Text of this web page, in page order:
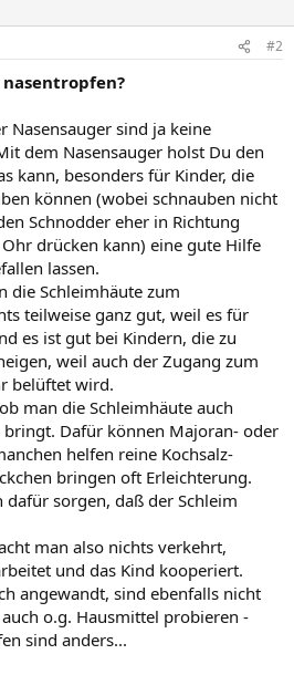
#2
nasentropfen?
Nasensauger sind ja keine
dem Nasensauger holst Du den
kann, besonders für Kinder, die
können (wobei schnauben nicht
Schnodder eher in Richtung
drücken kann) eine gute Hilfe
lassen.
die Schleimhäute zum
teilweise ganz gut, weil es für
es ist gut bei Kindern, die zu
weil auch der Zugang zum
belüftet wird.
man die Schleimhäute auch
Dafür können Majoran- oder
helfen reine Kochsalz-
bringen oft Erleichterung.
dafür sorgen, daß der Schleim
man also nichts verkehrt,
und das Kind kooperiert.
angewandt, sind ebenfalls nicht
o.g. Hausmittel probieren -
sind anders...